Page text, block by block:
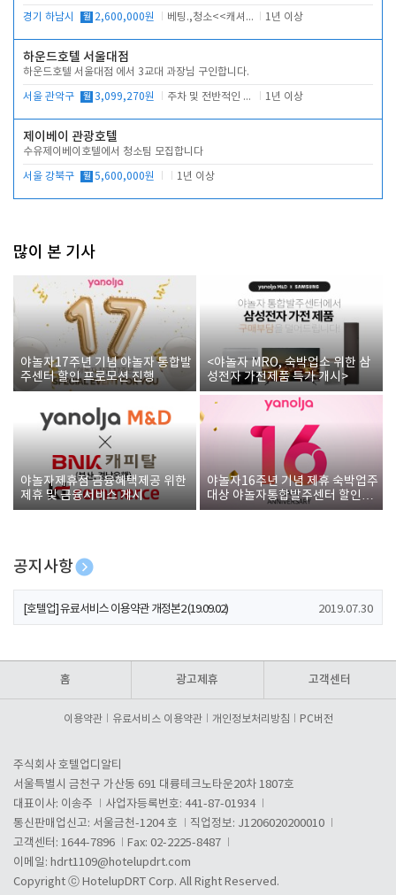
경기 하남시 월 2,600,000원 베팅.,청소<<캐셔 모셔봅니다. 1년 이상
하운드호텔 서울대점
하운드호텔 서울대점 에서 3교대 과장님 구인합니다.
서울 관악구 월 3,099,270원 주차 및 전반적인 당번업무 1년 이상
제이베이 관광호텔
수유제이베이호텔에서 청소팀 모집합니다
서울 강북구 월 5,600,000원 1년 이상
많이 본 기사
야놀자17주년 기념 야놀자 통합발
주센터 할인 프로모션 진행
<야놀자 MRO, 숙박업소 위한 삼
성전자 가전제품 특가 개시>
야놀자제휴점 금융혜택제공 위한
제휴 및 금융서비스 게시
야놀자16주년 기념 제휴 숙박업주
대상 야놀자통합발주센터 할인쿠
폰 증정
공지사항
[호텔업] 개인정보 처리방침 개정본1 (19.09.02)
[호텔업] 유료서비스 이용약관 개정본2 (19.09.02) 2019.07.30
홈 광고제휴 고객센터
이용약관 유료서비스 이용약관 개인정보처리방침 PC버전
주식회사 호텔업디알티
서울특별시 금천구 가산동 691 대륭테크노타운20차 1807호
대표이사: 이송주
사업자등록번호: 441-87-01934
통신판매업신고: 서울금천-1204 호
직업정보: J1206020200010
고객센터: 1644-7896
Fax: 02-2225-8487
이메일: hdrt1109@hotelupdrt.com
Copyright ⓒ HotelupDRT Corp. All Right Reserved.